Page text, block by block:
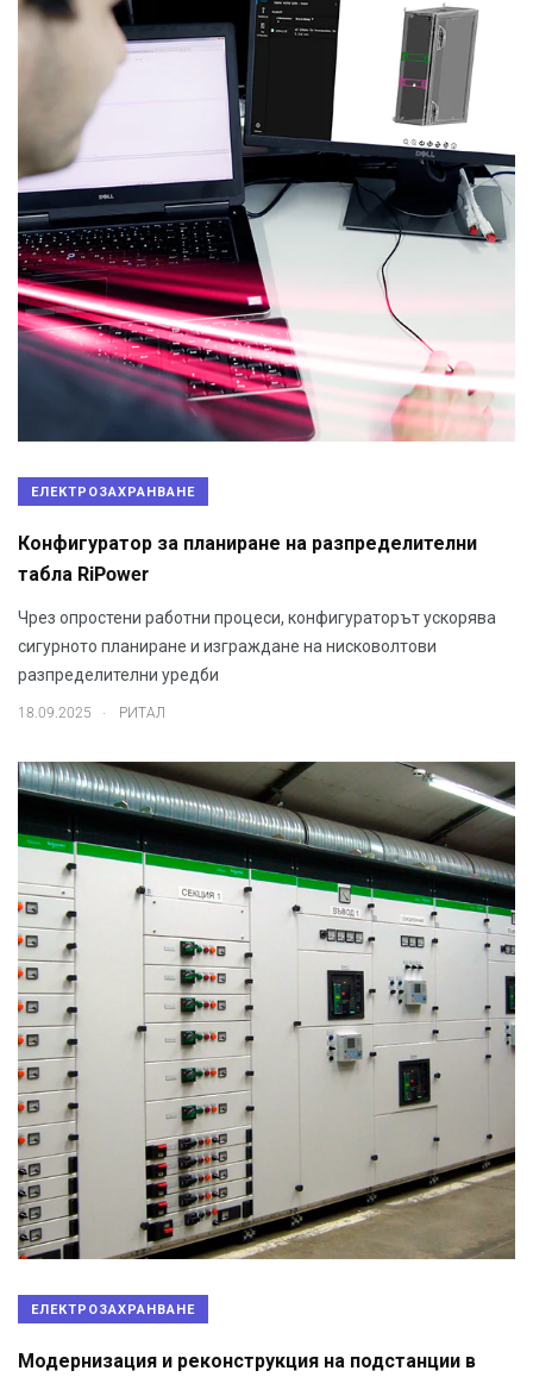
ЕЛЕКТРОЗАХРАНВАНЕ
Конфигуратор за планиране на разпределителни
табла RiPower
Чрез опростени работни процеси, конфигураторът ускорява
сигурното планиране и изграждане на нисковолтови
разпределителни уредби
18.09.2025 . РИТАЛ
ЕЛЕКТРОЗАХРАНВАНЕ
Модернизация и реконструкция на подстанции в